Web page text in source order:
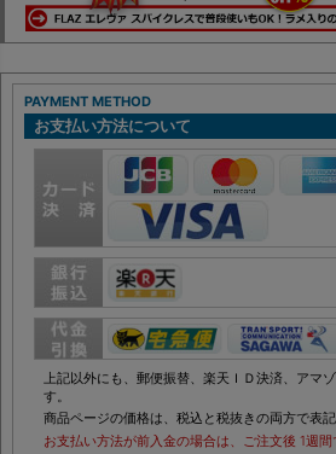
PAYMENT METHOD
お支払い方法について
上記以外にも、郵便振替、楽天ＩＤ決済、アマ
す。
商品ページの価格は、税込と税抜きの両方で表記
お支払い方法が前入金の場合は、ご注文後 1週間